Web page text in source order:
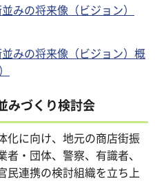
みの将来像（ビジョン）
みの将来像（ビジョン）概
みづくり検討会
化に向け、地元の商店街振
・団体、警察、有識者、
民連携の検討組織を立ち上